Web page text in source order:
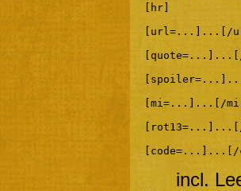
[hr]
[url=...]...[/
[mi=...]...[/
[code=...]...[/
incl.